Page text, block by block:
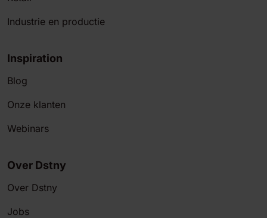
Industrie en productie
Inspiration
Blog
Onze klanten
Webinars
Over Dstny
Over Dstny
Jobs